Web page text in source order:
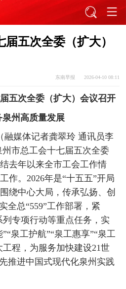
五次全委（扩大）
东南早报 2026-04-10 08:11
五次全委（扩大）会议召开
州高质量发展
融媒体记者龚翠玲 通讯员李
市总工会十七届五次全委
去年以来全市工会工作情
作。2026年是“十五五”开局
绕中心大局，传承弘扬、创
全总“559”工作部署，紧
列专项行动等重点任务，实
泉工护航”“泉工惠享”“泉工
工程，为服务加快建设21世
推进中国式现代化泉州实践